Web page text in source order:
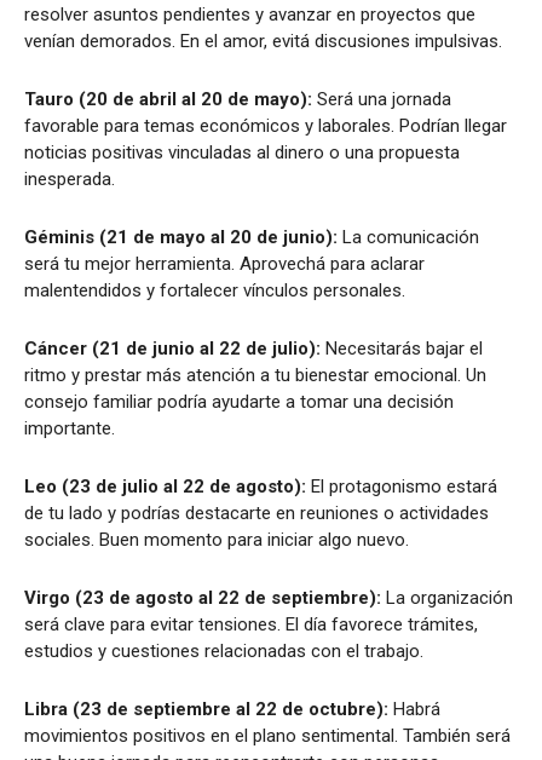
resolver asuntos pendientes y avanzar en proyectos que
venían demorados. En el amor, evitá discusiones impulsivas.
Tauro (20 de abril al 20 de mayo): Será una jornada
favorable para temas económicos y laborales. Podrían llegar
noticias positivas vinculadas al dinero o una propuesta
inesperada.
Géminis (21 de mayo al 20 de junio): La comunicación
será tu mejor herramienta. Aprovechá para aclarar
malentendidos y fortalecer vínculos personales.
Cáncer (21 de junio al 22 de julio): Necesitarás bajar el
ritmo y prestar más atención a tu bienestar emocional. Un
consejo familiar podría ayudarte a tomar una decisión
importante.
Leo (23 de julio al 22 de agosto): El protagonismo estará
de tu lado y podrías destacarte en reuniones o actividades
sociales. Buen momento para iniciar algo nuevo.
Virgo (23 de agosto al 22 de septiembre): La organización
será clave para evitar tensiones. El día favorece trámites,
estudios y cuestiones relacionadas con el trabajo.
Libra (23 de septiembre al 22 de octubre): Habrá
movimientos positivos en el plano sentimental. También será